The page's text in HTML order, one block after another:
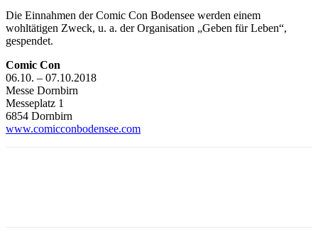
Die Einnahmen der Comic Con Bodensee werden einem
wohltätigen Zweck, u. a. der Organisation „Geben für Leben“,
gespendet.
Comic Con
06.10. – 07.10.2018
Messe Dornbirn
Messeplatz 1
6854 Dornbirn
www.comicconbodensee.com